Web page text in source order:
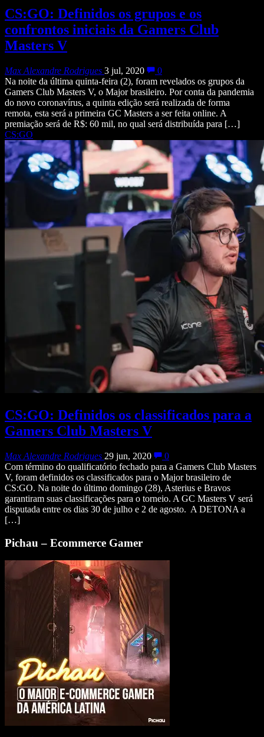
CS:GO: Definidos os grupos e os
confrontos iniciais da Gamers Club
Masters V
Max Alexandre Rodrigues 3 jul, 2020
0
Na noite da última quinta-feira (2), foram revelados os grupos da
Gamers Club Masters V, o Major brasileiro. Por conta da pandemia
do novo coronavírus, a quinta edição será realizada de forma
remota, esta será a primeira GC Masters a ser feita online. A
premiação será de R$: 60 mil, no qual será distribuída para […]
CS:GO
CS:GO: Definidos os classificados para a
Gamers Club Masters V
Max Alexandre Rodrigues 29 jun, 2020
0
Com término do qualificatório fechado para a Gamers Club Masters
V, foram definidos os classificados para o Major brasileiro de
CS:GO. Na noite do último domingo (28), Asterius e Bravos
garantiram suas classificações para o torneio. A GC Masters V será
disputada entre os dias 30 de julho e 2 de agosto. A DETONA a
[…]
Pichau – Ecommerce Gamer